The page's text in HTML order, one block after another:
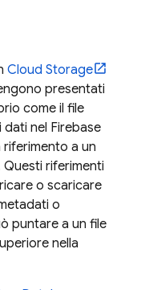
Cloud Storage
presentati
come il file
dati nel Firebase
riferimento a un
riferimenti
o scaricare
o
puntare a un file
nella